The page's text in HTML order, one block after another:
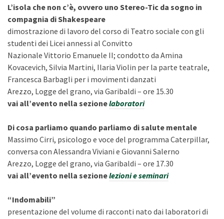
L’isola che non c’è, ovvero uno Stereo-Tic da sogno in
compagnia di Shakespeare
dimostrazione di lavoro del corso di Teatro sociale con gli
studenti dei Licei annessi al Convitto
Nazionale Vittorio Emanuele II; condotto da Amina
Kovacevich, Silvia Martini, Ilaria Violin per la parte teatrale,
Francesca Barbagli per i movimenti danzati
Arezzo, Logge del grano, via Garibaldi – ore 15.30
vai all’evento nella sezionelaboratori
Di cosa parliamo quando parliamo di salute mentale
Massimo Cirri, psicologo e voce del programma Caterpillar,
conversa con Alessandra Viviani e Giovanni Salerno
Arezzo, Logge del grano, via Garibaldi – ore 17.30
vai all’evento nella sezionelezioni e seminari
“Indomabili”
presentazione del volume di racconti nato dai laboratori di